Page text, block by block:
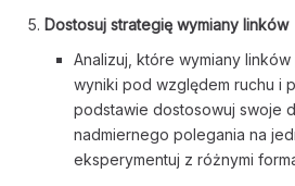
Dostosuj strategię wymiany linków
Analizuj, które wymiany
wyniki pod względem ruchu i
podstawie dostosowuj swoje
nadmiernego polegania na
eksperymentuj z różnymi